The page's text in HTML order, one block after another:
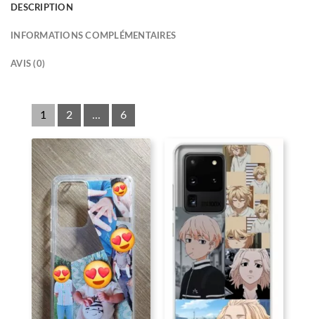
DESCRIPTION
INFORMATIONS COMPLÉMENTAIRES
AVIS (0)
1 2 ... 6